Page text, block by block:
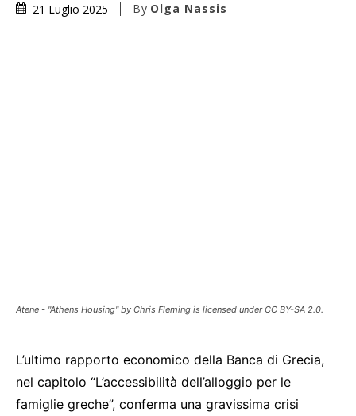
21 Luglio 2025 By Olga Nassis
Atene - "Athens Housing" by Chris Fleming is licensed under CC BY-SA 2.0.
L’ultimo rapporto economico della Banca di Grecia,
nel capitolo “L’accessibilità dell’alloggio per le
famiglie greche”, conferma una gravissima crisi